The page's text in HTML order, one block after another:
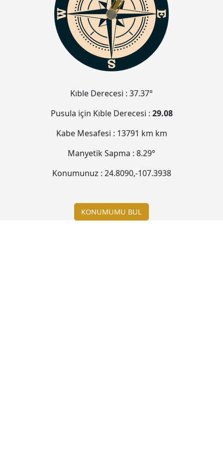
Kıble Derecesi : 37.37°
Pusula için Kıble Derecesi : 29.08
Kabe Mesafesi : 13791 km km
Manyetik Sapma : 8.29°
Konumunuz : 24.8090,-107.3939
KONUMUMU BUL